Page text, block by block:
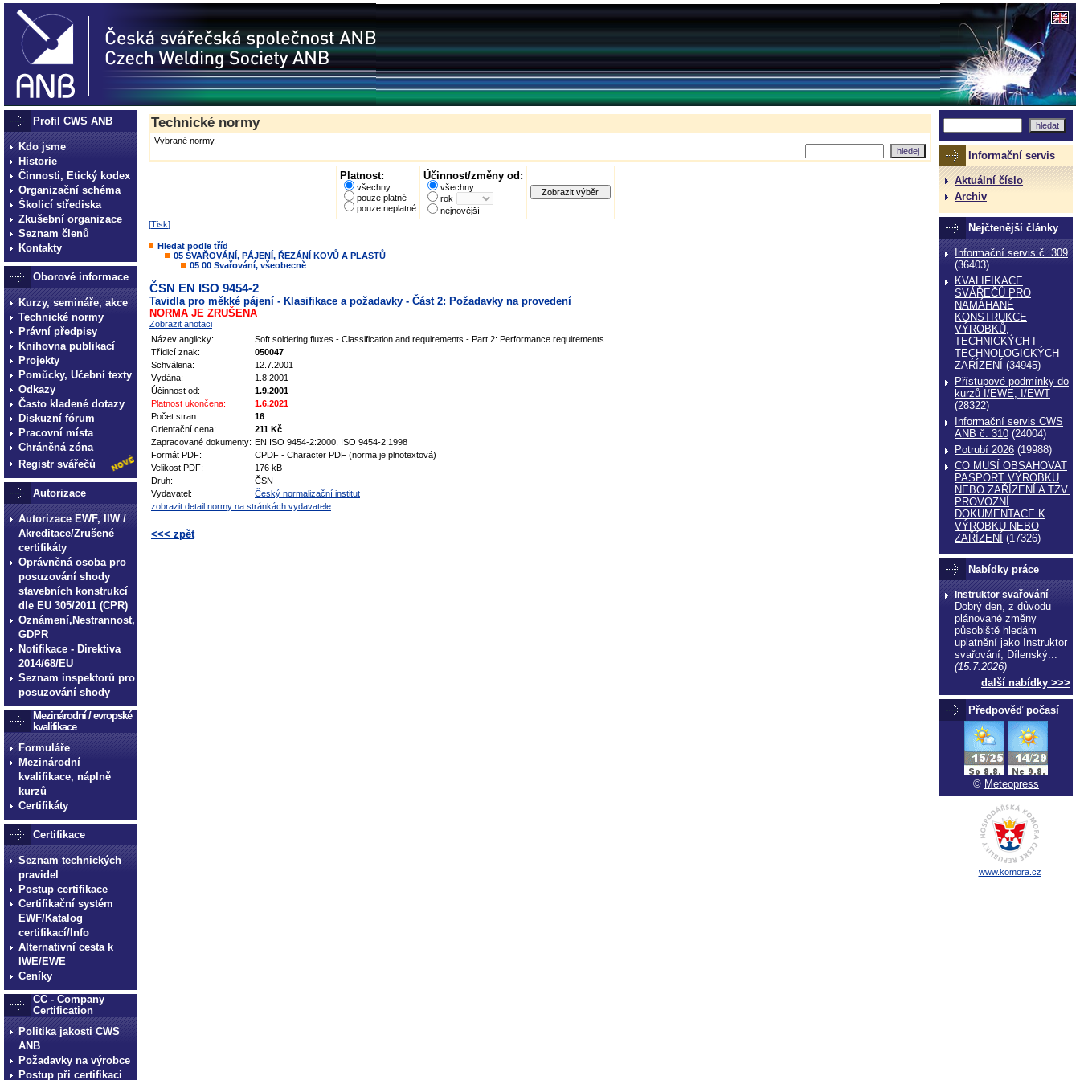
Profil CWS ANB
Kdo jsme
Historie
Činnosti, Etický kodex
Organizační schéma
Školicí střediska
Zkušební organizace
Seznam členů
Kontakty
Oborové informace
Kurzy, semináře, akce
Technické normy
Právní předpisy
Knihovna publikací
Projekty
Pomůcky, Učební texty
Odkazy
Často kladené dotazy
Diskuzní fórum
Pracovní místa
Chráněná zóna
Registr svářečů
Autorizace
Autorizace EWF, IIW /
Akreditace/Zrušené
certifikáty
Oprávněná osoba pro
posuzování shody
stavebních konstrukcí
dle EU 305/2011 (CPR)
Oznámení,Nestrannost,
GDPR
Notifikace - Direktiva
2014/68/EU
Seznam inspektorů pro
posuzování shody
Mezinárodní / evropské
kvalifikace
Formuláře
Mezinárodní
kvalifikace, náplně
kurzů
Certifikáty
Certifikace
Seznam technických
pravidel
Postup certifikace
Certifikační systém
EWF/Katalog
certifikací/Info
Alternativní cesta k
IWE/EWE
Ceníky
CC - Company
Certification
Politika jakosti CWS
ANB
Požadavky na výrobce
Postup při certifikaci
Technické normy
Vybrané normy.
Platnost:
všechny
pouze platné
pouze neplatné
Účinnost/změny od:
všechny
rok
nejnovější
[Tisk]
Hledat podle tříd
05 SVAŘOVÁNÍ, PÁJENÍ, ŘEZÁNÍ KOVŮ A PLASTŮ
05 00 Svařování, všeobecně
ČSN EN ISO 9454-2
Tavidla pro měkké pájení - Klasifikace a požadavky - Část 2: Požadavky na provedení
NORMA JE ZRUŠENA
Zobrazit anotaci
Název anglicky:
Soft soldering fluxes - Classification and requirements - Part 2: Performance requirements
Třídicí znak:
050047
Schválena:
12.7.2001
Vydána:
1.8.2001
Účinnost od:
1.9.2001
Platnost ukončena:
1.6.2021
Počet stran:
16
Orientační cena:
211 Kč
Zapracované dokumenty: EN ISO 9454-2:2000, ISO 9454-2:1998
Formát PDF:
CPDF - Character PDF (norma je plnotextová)
Velikost PDF:
176 kB
Druh:
ČSN
Vydavatel:
Český normalizační institut
zobrazit detail normy na stránkách vydavatele
<<< zpět
Informační servis
Aktuální číslo
Archiv
Nejčtenější články
Informační servis č. 309
(36403)
KVALIFIKACE
SVÁŘEČŮ PRO
NAMÁHANÉ
KONSTRUKCE
VÝROBKŮ,
TECHNICKÝCH I
TECHNOLOGICKÝCH
ZAŔÍZENÍ (34945)
Přístupové podmínky do
kurzů I/EWE, I/EWT
(28322)
Informační servis CWS
ANB č. 310 (24004)
Potrubí 2026 (19988)
CO MUSÍ OBSAHOVAT
PASPORT VÝROBKU
NEBO ZAŘÍZENÍ A TZV.
PROVOZNÍ
DOKUMENTACE K
VÝROBKU NEBO
ZAŘÍZENÍ (17326)
Nabídky práce
Instruktor svařování
Dobrý den, z důvodu
plánované změny
působiště hledám
uplatnění jako Instruktor
svařování, Dílenský...
(15.7.2026)
další nabídky >>>
Předpověď počasí
© Meteopress
www.komora.cz